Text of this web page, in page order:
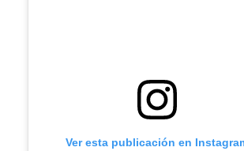
Ver esta publicación en